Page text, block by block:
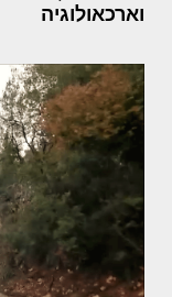
וארכאולוגיה